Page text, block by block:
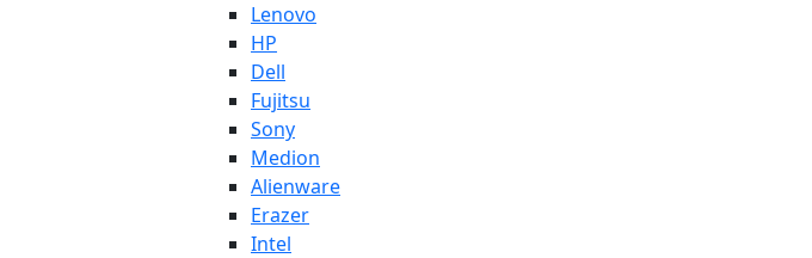
Lenovo
HP
Dell
Fujitsu
Sony
Medion
Alienware
Erazer
Intel